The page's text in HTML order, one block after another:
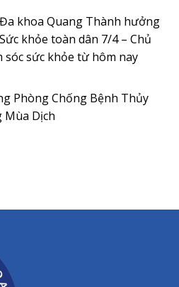
khoa Quang Thành hưởng
khỏe toàn dân 7/4 – Chủ
sóc sức khỏe từ hôm nay
Phòng Chống Bệnh Thủy
Dịch